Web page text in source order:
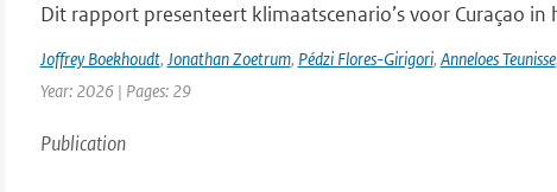
Dit rapport presenteert klimaatscenario’s voor Curaçao
Joffrey Boekhoudt, Jonathan Zoetrum, Pédzi Flores-Girigori, Anneloes Teunisse,
Year: 2026 | Pages: 29
Publication